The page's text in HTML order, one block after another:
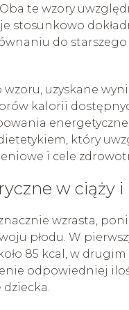
te wzory
stosunkowo
do
uzyskane
kalorii
który
i cele
w ciąży i
wzrasta,
płodu. W
85 kcal, w drugim
odpowiedniej